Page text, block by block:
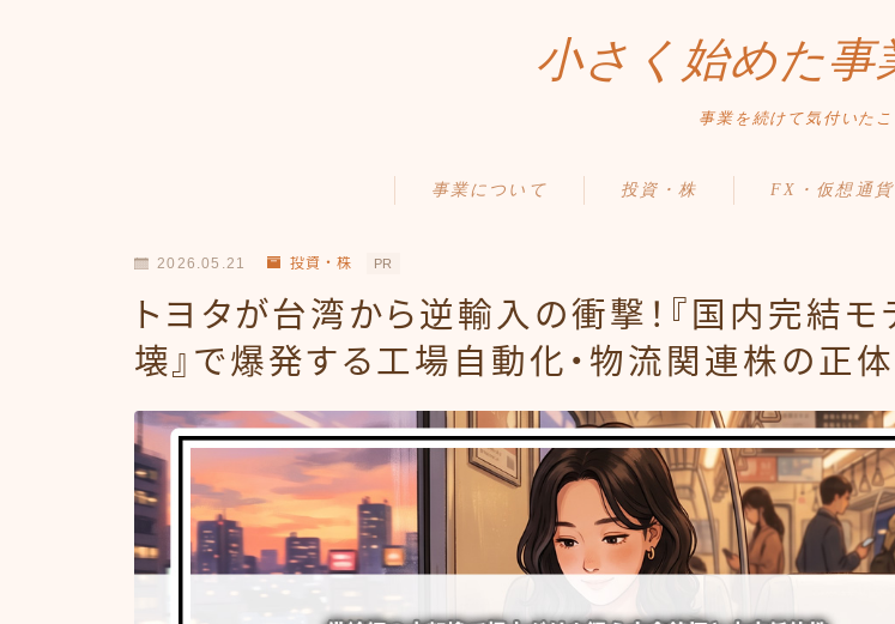
小さく始めた事
事業を続けて気付いたこ
事業について
トラブル事例
出品ノウハウ
Yahoo出品
メルカリ販売
投資・株 FX・仮想通貨
2026.05.21 投資・株 PR
トヨタが台湾から逆輸入の衝撃！『国内完結モ
壊』で爆発する工場自動化・物流関連株の正体